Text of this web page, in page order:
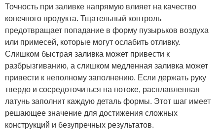
Точность при заливке напрямую влияет на качество
конечного продукта. Тщательный контроль
предотвращает попадание в форму пузырьков воздуха
или примесей, которые могут ослабить отливку.
Слишком быстрая заливка может привести к
разбрызгиванию, а слишком медленная заливка может
привести к неполному заполнению. Если держать руку
твердо и сосредоточиться на потоке, расплавленная
латунь заполнит каждую деталь формы. Этот шаг имеет
решающее значение для достижения сложных
конструкций и безупречных результатов.